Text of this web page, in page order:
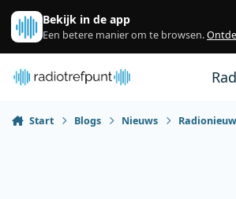
Spring naar bijdragen
Bekijk in de app
Een betere manier om te browsen.
Start Blogs Nieuws